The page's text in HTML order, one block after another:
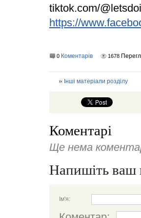
tiktok.com/
https://
0 Коментарів 1678
Інші матеріали розділу
Коментарі
Ще нема
Напишіть ваш
Ім'я: